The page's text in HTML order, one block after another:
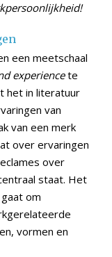
een meetschaal
experiencete
het in literatuur
van
van een merk
over ervaringen
over
staat. Het
om
vormen en